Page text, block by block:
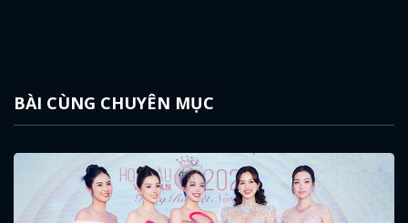
BÀI CÙNG CHUYÊN MỤC